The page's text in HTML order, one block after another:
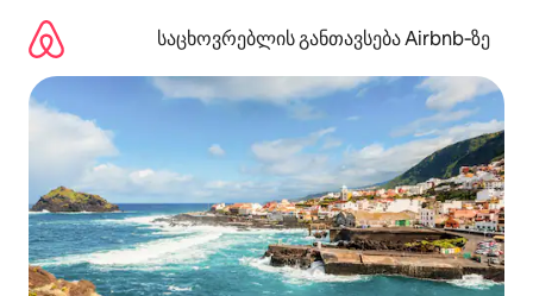
გადასვლა
საცხოვრებლის განთავსება Airbnb‑ზე